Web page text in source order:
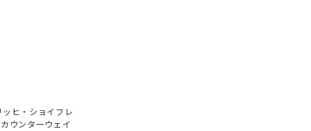
ヒ・ショイフレ
ウンターウェイ